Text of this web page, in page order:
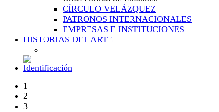
CÍRCULO VELÁZQUEZ
PATRONOS INTERNACIONALES
EMPRESAS E INSTITUCIONES
HISTORIAS DEL ARTE
1
2
3